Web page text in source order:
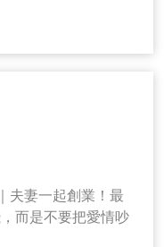
夫妻一起創業！最
而是不要把愛情吵